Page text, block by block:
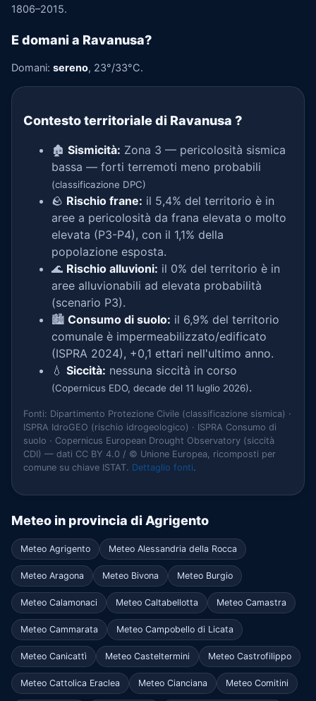
1806–2015.
E domani a Ravanusa?
Domani: sereno, 23°/33°C.
Contesto territoriale di Ravanusa ?
🏚️ Sismicità: Zona 3 — pericolosità sismica
bassa — forti terremoti meno probabili
(classificazione DPC)
🪨 Rischio frane: il 5,4% del territorio è in
aree a pericolosità da frana elevata o molto
elevata (P3-P4), con il 1,1% della
popolazione esposta.
🌊 Rischio alluvioni: il 0% del territorio è in
aree alluvionabili ad elevata probabilità
(scenario P3).
🏙️ Consumo di suolo: il 6,9% del territorio
comunale è impermeabilizzato/edificato
(ISPRA 2024), +0,1 ettari nell'ultimo anno.
💧 Siccità: nessuna siccità in corso
(Copernicus EDO, decade del 11 luglio 2026).
Fonti: Dipartimento Protezione Civile (classificazione sismica) ·
ISPRA IdroGEO (rischio idrogeologico) · ISPRA Consumo di
suolo · Copernicus European Drought Observatory (siccità
CDI) — dati CC BY 4.0 / © Unione Europea, ricomposti per
comune su chiave ISTAT. Dettaglio fonti.
Meteo in provincia di Agrigento
Meteo Agrigento Meteo Alessandria della Rocca
Meteo Aragona Meteo Bivona Meteo Burgio
Meteo Calamonaci Meteo Caltabellotta Meteo Camastra
Meteo Cammarata Meteo Campobello di Licata
Meteo Canicattì Meteo Casteltermini Meteo Castrofilippo
Meteo Cattolica Eraclea Meteo Cianciana Meteo Comitini